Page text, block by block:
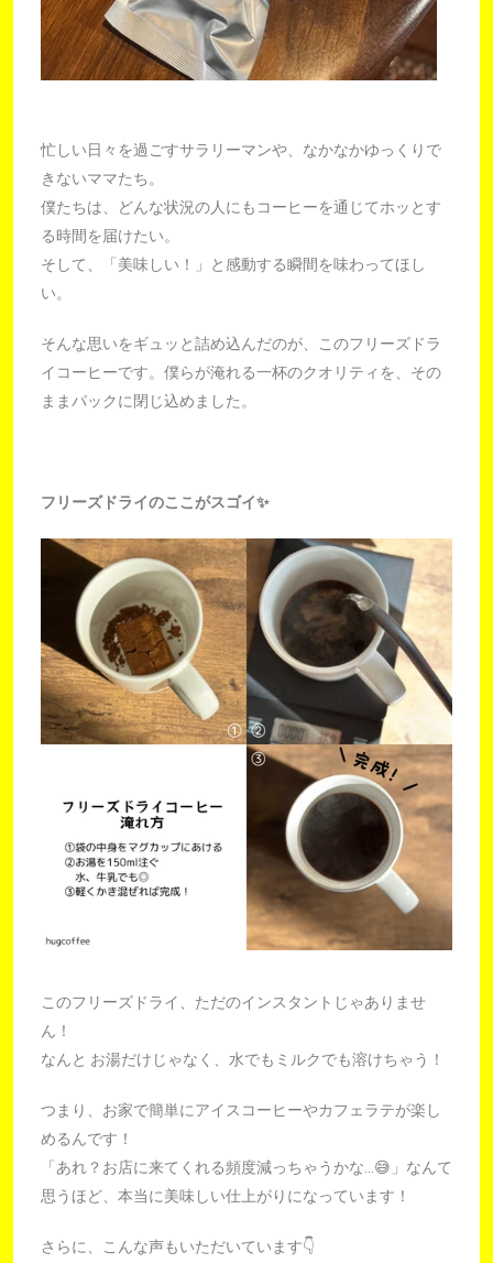
忙しい日々を過ごすサラリーマンや、なかなかゆっくりで
きないママたち。
僕たちは、どんな状況の人にもコーヒーを通じてホッとす
る時間を届けたい。
そして、「美味しい！」と感動する瞬間を味わってほし
い。
そんな思いをギュッと詰め込んだのが、このフリーズドラ
イコーヒーです。僕らが淹れる一杯のクオリティを、その
ままパックに閉じ込めました。
フリーズドライのここがスゴイ✨
このフリーズドライ、ただのインスタントじゃありませ
ん！
なんと お湯だけじゃなく、水でもミルクでも溶けちゃう！
つまり、お家で簡単にアイスコーヒーやカフェラテが楽し
めるんです！
「あれ？お店に来てくれる頻度減っちゃうかな…😅」なんて
思うほど、本当に美味しい仕上がりになっています！
さらに、こんな声もいただいています👇